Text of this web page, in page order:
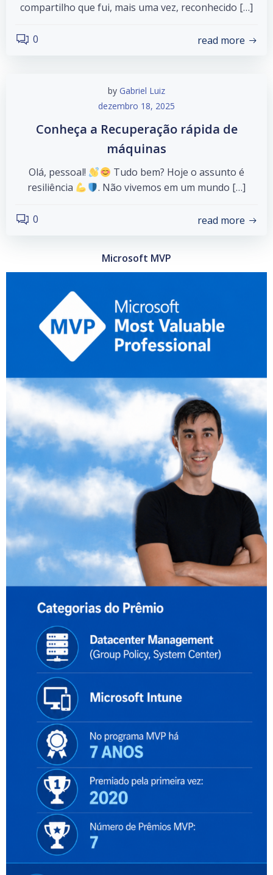
compartilho que fui, mais uma vez, reconhecido […]
0 read more
by Gabriel Luiz
dezembro 18, 2025
Conheça a Recuperação rápida de
máquinas
Olá, pessoal!
Tudo bem? Hoje o assunto é
resiliência
. Não vivemos em um mundo […]
0 read more
Microsoft MVP